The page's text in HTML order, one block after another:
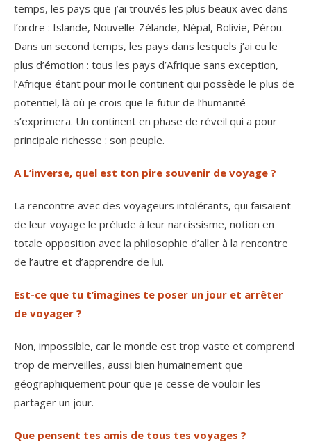
temps, les pays que j’ai trouvés les plus beaux avec dans
l’ordre : Islande, Nouvelle-Zélande, Népal, Bolivie, Pérou.
Dans un second temps, les pays dans lesquels j’ai eu le
plus d’émotion : tous les pays d’Afrique sans exception,
l’Afrique étant pour moi le continent qui possède le plus de
potentiel, là où je crois que le futur de l’humanité
s’exprimera. Un continent en phase de réveil qui a pour
principale richesse : son peuple.
A L’inverse, quel est ton pire souvenir de voyage ?
La rencontre avec des voyageurs intolérants, qui faisaient
de leur voyage le prélude à leur narcissisme, notion en
totale opposition avec la philosophie d’aller à la rencontre
de l’autre et d’apprendre de lui.
Est-ce que tu t’imagines te poser un jour et arrêter
de voyager ?
Non, impossible, car le monde est trop vaste et comprend
trop de merveilles, aussi bien humainement que
géographiquement pour que je cesse de vouloir les
partager un jour.
Que pensent tes amis de tous tes voyages ?